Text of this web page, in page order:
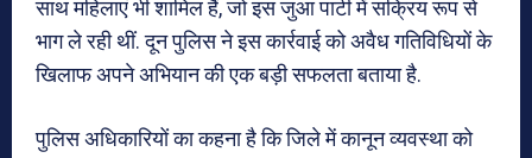
साथ महिलाएं भी शामिल हैं, जो इस जुआ पार्टी में सक्रिय रूप से
भाग ले रही थीं. दून पुलिस ने इस कार्रवाई को अवैध गतिविधियों के
खिलाफ अपने अभियान की एक बड़ी सफलता बताया है.
पुलिस अधिकारियों का कहना है कि जिले में कानून व्यवस्था को